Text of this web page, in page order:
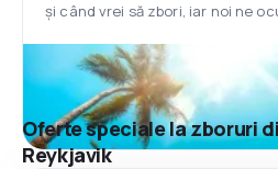
și când vrei să zbori, iar noi ne
Oferte speciale la zboruri
Reykjavik